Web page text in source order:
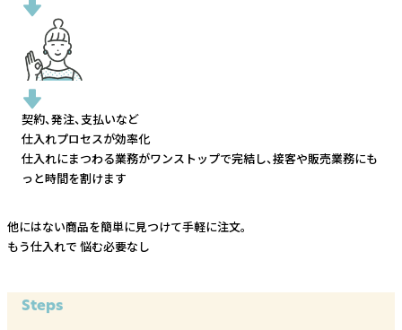
契約、発注、支払いなど
仕入れプロセスが効率化
仕入れにまつわる業務がワンストップで完結し、接客や販売業務にも
っと時間を割けます
他にはない商品を簡単に見つけて手軽に注文。
もう仕入れで 悩む必要なし
Steps